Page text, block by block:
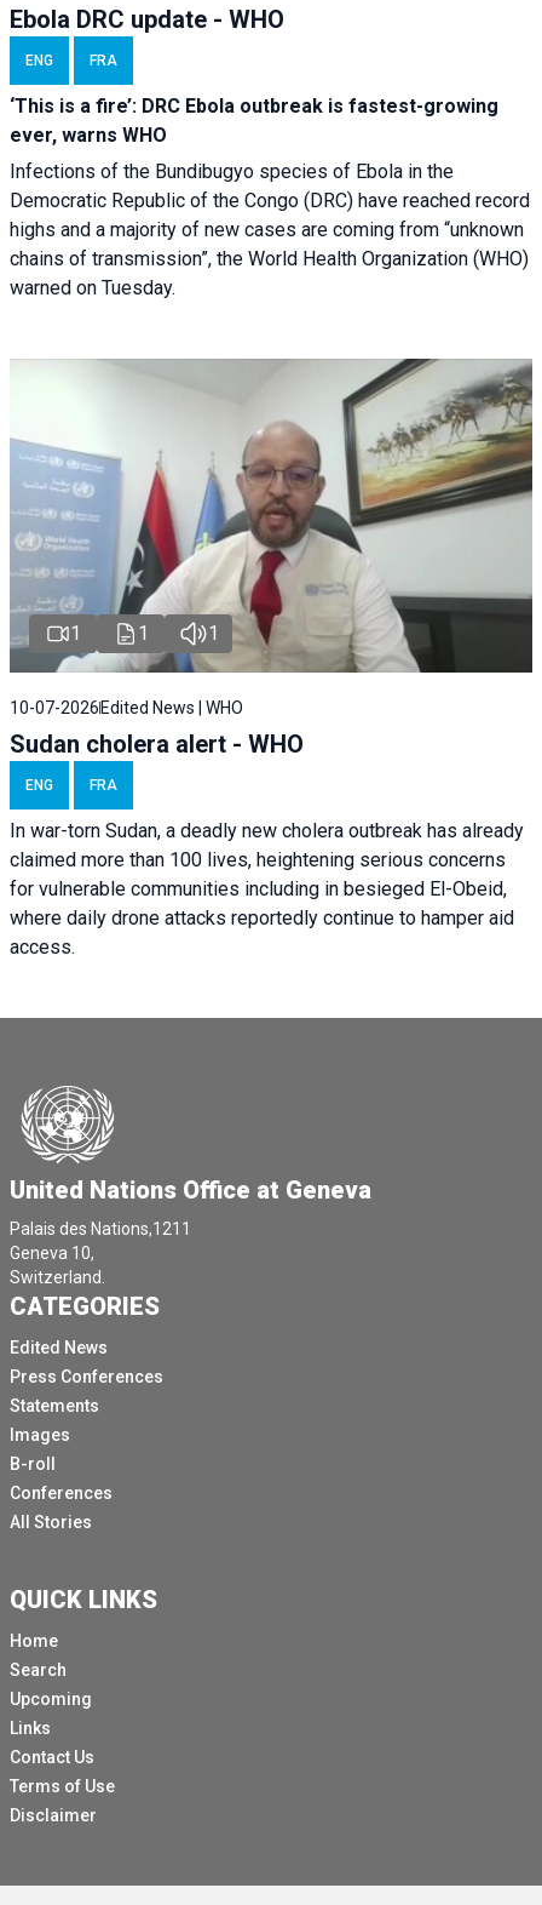
Ebola DRC update - WHO
ENG FRA
‘This is a fire’: DRC Ebola outbreak is fastest-growing
ever, warns WHO
Infections of the Bundibugyo species of Ebola in the
Democratic Republic of the Congo (DRC) have reached record
highs and a majority of new cases are coming from “unknown
chains of transmission”, the World Health Organization (WHO)
warned on Tuesday.
1 1 1
10-07-2026 Edited News | WHO
Sudan cholera alert - WHO
ENG FRA
In war-torn Sudan, a deadly new cholera outbreak has already
claimed more than 100 lives, heightening serious concerns
for vulnerable communities including in besieged El-Obeid,
where daily drone attacks reportedly continue to hamper aid
access.
United Nations Office at Geneva
Palais des Nations,1211
Geneva 10,
Switzerland.
CATEGORIES
Edited News
Press Conferences
Statements
Images
B-roll
Conferences
All Stories
QUICK LINKS
Home
Search
Upcoming
Links
Contact Us
Terms of Use
Disclaimer